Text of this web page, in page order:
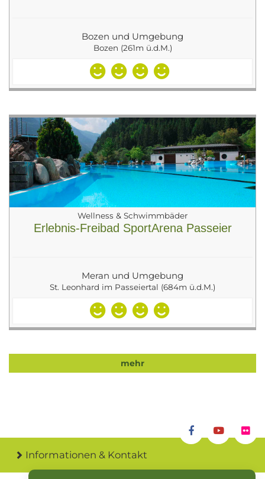
Bozen und Umgebung
Bozen (261m ü.d.M.)
Wellness & Schwimmbäder
Erlebnis-Freibad SportArena Passeier
Meran und Umgebung
St. Leonhard im Passeiertal (684m ü.d.M.)
mehr
Informationen & Kontakt